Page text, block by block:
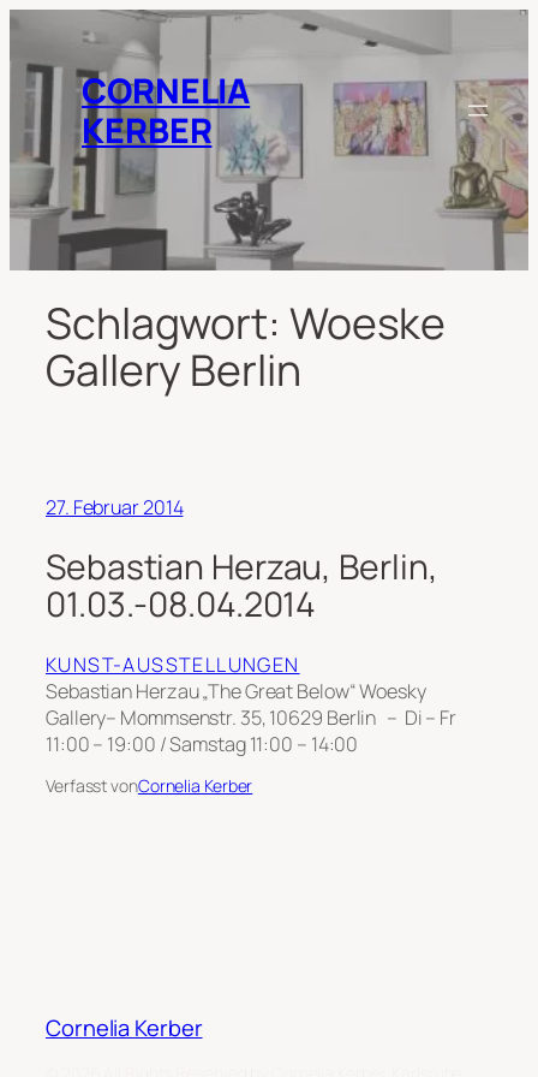
springenCORNELIA
KERBER
Schlagwort: Woeske
Gallery Berlin
27. Februar 2014
Sebastian Herzau, Berlin,
01.03.-08.04.2014
KUNST-AUSSTELLUNGEN
Sebastian Herzau „The Great Below“ Woesky
Gallery– Mommsenstr. 35, 10629 Berlin – Di – Fr
11:00 – 19:00 / Samstag 11:00 – 14:00
Verfasst vonCornelia Kerber
Cornelia Kerber